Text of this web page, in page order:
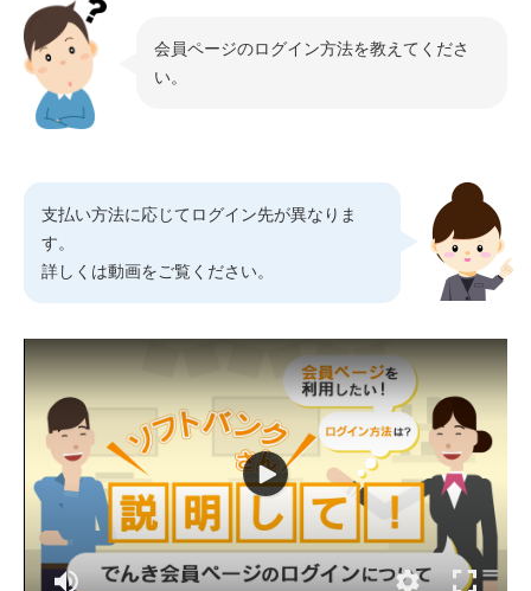
会員ページのログイン方法を教えてくださ
い。
支払い方法に応じてログイン先が異なりま
す。
詳しくは動画をご覧ください。